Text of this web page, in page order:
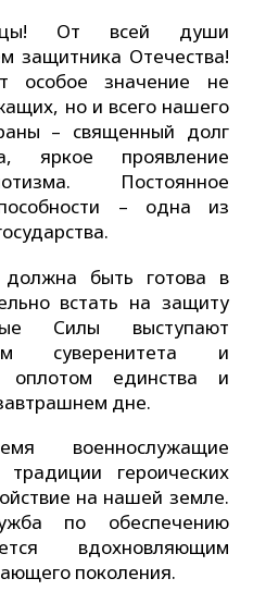
От всей души
защитника Отечества!
особое значение не
но и всего нашего
– священный долг
яркое проявление
Постоянное
– одна из
должна быть готова в
встать на защиту
Силы выступают
суверенитета и
оплотом единства и
дне.
военнослужащие
героических
на нашей земле.
по обеспечению
вдохновляющим
поколения.